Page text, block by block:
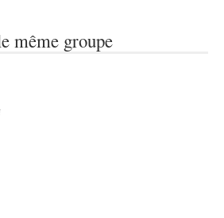
même groupe